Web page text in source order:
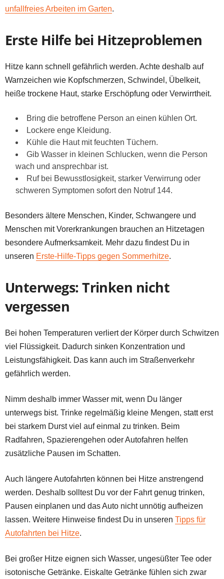
unfallfreies Arbeiten im Garten.
Erste Hilfe bei Hitzeproblemen
Hitze kann schnell gefährlich werden. Achte deshalb auf
Warnzeichen wie Kopfschmerzen, Schwindel, Übelkeit,
heiße trockene Haut, starke Erschöpfung oder Verwirrtheit.
Bring die betroffene Person an einen kühlen Ort.
Lockere enge Kleidung.
Kühle die Haut mit feuchten Tüchern.
Gib Wasser in kleinen Schlucken, wenn die Person
wach und ansprechbar ist.
Ruf bei Bewusstlosigkeit, starker Verwirrung oder
schweren Symptomen sofort den Notruf 144.
Besonders ältere Menschen, Kinder, Schwangere und
Menschen mit Vorerkrankungen brauchen an Hitzetagen
besondere Aufmerksamkeit. Mehr dazu findest Du in
unseren Erste-Hilfe-Tipps gegen Sommerhitze.
Unterwegs: Trinken nicht
vergessen
Bei hohen Temperaturen verliert der Körper durch Schwitzen
viel Flüssigkeit. Dadurch sinken Konzentration und
Leistungsfähigkeit. Das kann auch im Straßenverkehr
gefährlich werden.
Nimm deshalb immer Wasser mit, wenn Du länger
unterwegs bist. Trinke regelmäßig kleine Mengen, statt erst
bei starkem Durst viel auf einmal zu trinken. Beim
Radfahren, Spazierengehen oder Autofahren helfen
zusätzliche Pausen im Schatten.
Auch längere Autofahrten können bei Hitze anstrengend
werden. Deshalb solltest Du vor der Fahrt genug trinken,
Pausen einplanen und das Auto nicht unnötig aufheizen
lassen. Weitere Hinweise findest Du in unseren Tipps für
Autofahrten bei Hitze.
Bei großer Hitze eignen sich Wasser, ungesüßter Tee oder
isotonische Getränke. Eiskalte Getränke fühlen sich zwar